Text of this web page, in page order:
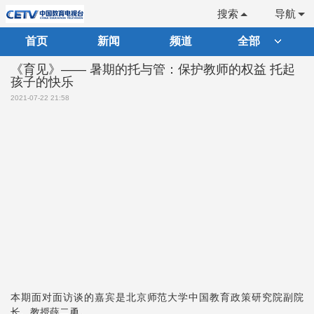
导航
搜索
首页 新闻 频道 全部
《育见》—— 暑期的托与管：保护教师的权益 托起
孩子的快乐
2021-07-22 21:58
本期面对面访谈的嘉宾是北京师范大学中国教育政策研究院副院